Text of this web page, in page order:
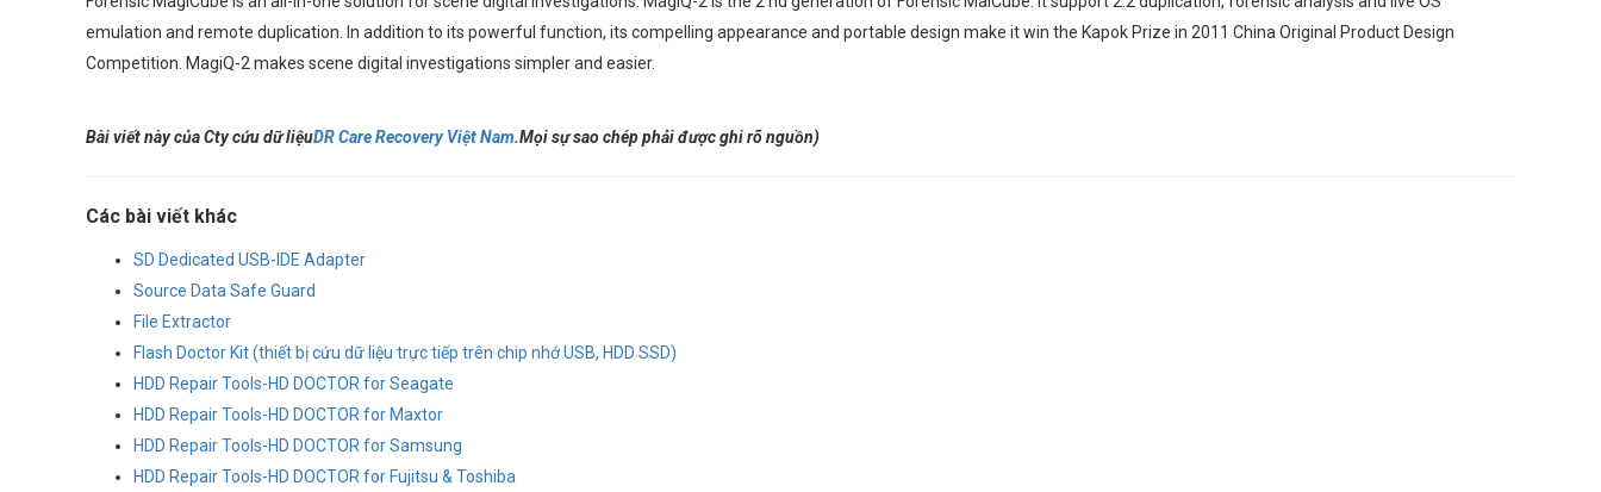
emulation and remote duplication. In addition to its powerful function, its compelling appearance and portable design make it win the Kapok Prize in 2011 China Original Product Design
Competition. MagiQ-2 makes scene digital investigations simpler and easier.
Bài viết này của Cty cứu dữ liệuDR Care Recovery Việt Nam.Mọi sự sao chép phải được ghi rõ nguồn)
Các bài viết khác
SD Dedicated USB-IDE Adapter
Source Data Safe Guard
File Extractor
Flash Doctor Kit (thiết bị cứu dữ liệu trực tiếp trên chip nhớ USB, HDD SSD)
HDD Repair Tools-HD DOCTOR for Seagate
HDD Repair Tools-HD DOCTOR for Maxtor
HDD Repair Tools-HD DOCTOR for Samsung
HDD Repair Tools-HD DOCTOR for Fujitsu & Toshiba